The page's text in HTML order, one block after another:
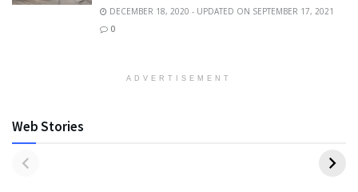
DECEMBER 18, 2020 - UPDATED ON SEPTEMBER 17, 2021
0
ADVERTISEMENT
Web Stories